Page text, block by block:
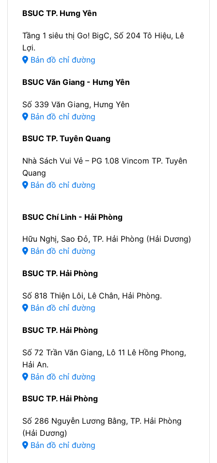
BSUC TP. Hưng Yên
Tầng 1 siêu thị Go! BigC, Số 204 Tô Hiệu, Lê
Lợi.
Bản đồ chỉ đường
BSUC Văn Giang - Hưng Yên
Số 339 Văn Giang, Hưng Yên
Bản đồ chỉ đường
BSUC TP. Tuyên Quang
Nhà Sách Vui Vẻ – PG 1.08 Vincom TP. Tuyên
Quang
Bản đồ chỉ đường
BSUC Chí Linh - Hải Phòng
Hữu Nghị, Sao Đỏ, TP. Hải Phòng (Hải Dương)
Bản đồ chỉ đường
BSUC TP. Hải Phòng
Số 818 Thiện Lôi, Lê Chân, Hải Phòng.
Bản đồ chỉ đường
BSUC TP. Hải Phòng
Số 72 Trần Văn Giang, Lô 11 Lê Hồng Phong,
Hải An.
Bản đồ chỉ đường
BSUC TP. Hải Phòng
Số 286 Nguyễn Lương Bằng, TP. Hải Phòng
(Hải Dương)
Bản đồ chỉ đường